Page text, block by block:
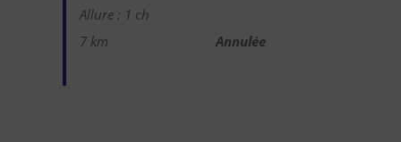
Allure : 1 ch
7 km
Annulée